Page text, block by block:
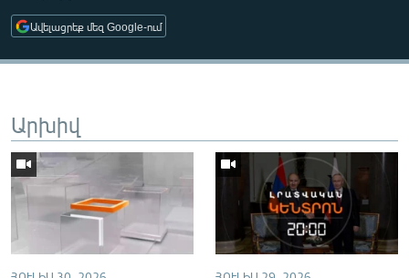
ԲԱՆԱՎԵՃ
Հայերեն
English
Русский
ՀԵՏԵՎԵՔ ՄԵԶ
Ավելացրեք մեզ Google-ում
Արխիվ